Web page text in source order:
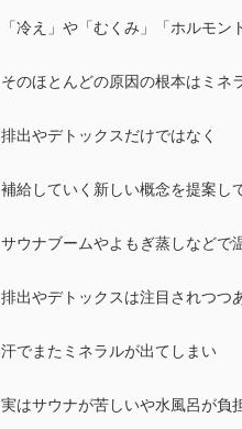
「冷え」や「むくみ」「ホルモ
そのほとんどの原因の根本はミネ
排出やデトックスだけではなく
補給していく新しい概念を提案し
サウナブームやよもぎ蒸しなどで
排出やデトックスは注目されつつ
汗でまたミネラルが出てしまい
実はサウナが苦しいや水風呂が負